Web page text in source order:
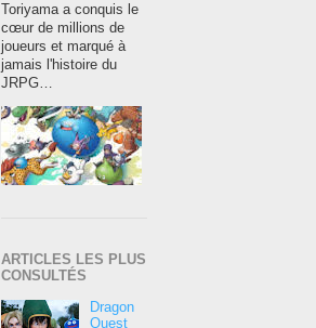
Toriyama a conquis le
cœur de millions de
joueurs et marqué à
jamais l'histoire du
JRPG…
ARTICLES LES PLUS
CONSULTÉS
Dragon
Quest